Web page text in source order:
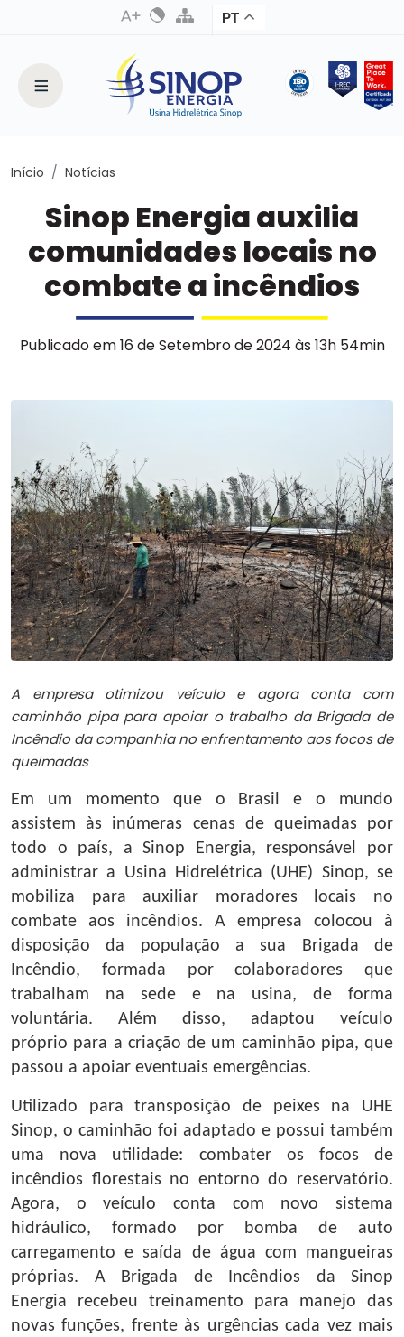
PT
Início Notícias
Sinop Energia auxilia
comunidades locais no
combate a incêndios
Publicado em 16 de Setembro de 2024 às 13h 54min
A empresa otimizou veículo e agora conta com
caminhão pipa para apoiar o trabalho da Brigada de
Incêndio da companhia no enfrentamento aos focos de
queimadas
Em um momento que o Brasil e o mundo
assistem às inúmeras cenas de queimadas por
todo o país, a Sinop Energia, responsável por
administrar a Usina Hidrelétrica (UHE) Sinop, se
mobiliza para auxiliar moradores locais no
combate aos incêndios. A empresa colocou à
disposição da população a sua Brigada de
Incêndio, formada por colaboradores que
trabalham na sede e na usina, de forma
voluntária. Além disso, adaptou veículo
próprio para a criação de um caminhão pipa, que
passou a apoiar eventuais emergências.
Utilizado para transposição de peixes na UHE
Sinop, o caminhão foi adaptado e possui também
uma nova utilidade: combater os focos de
incêndios florestais no entorno do reservatório.
Agora, o veículo conta com novo sistema
hidráulico, formado por bomba de auto
carregamento e saída de água com mangueiras
próprias. A Brigada de Incêndios da Sinop
Energia recebeu treinamento para manejo das
novas funções, frente às urgências cada vez mais